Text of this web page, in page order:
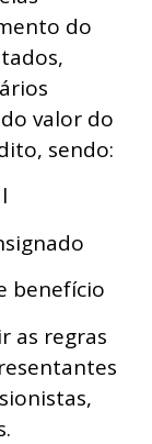
do
valor do
sendo:
benefício
as regras